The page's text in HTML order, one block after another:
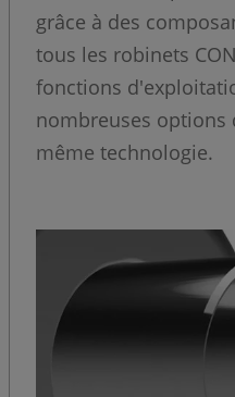
grâce à des
tous les robinets
fonctions
nombreuses options
même technologie.